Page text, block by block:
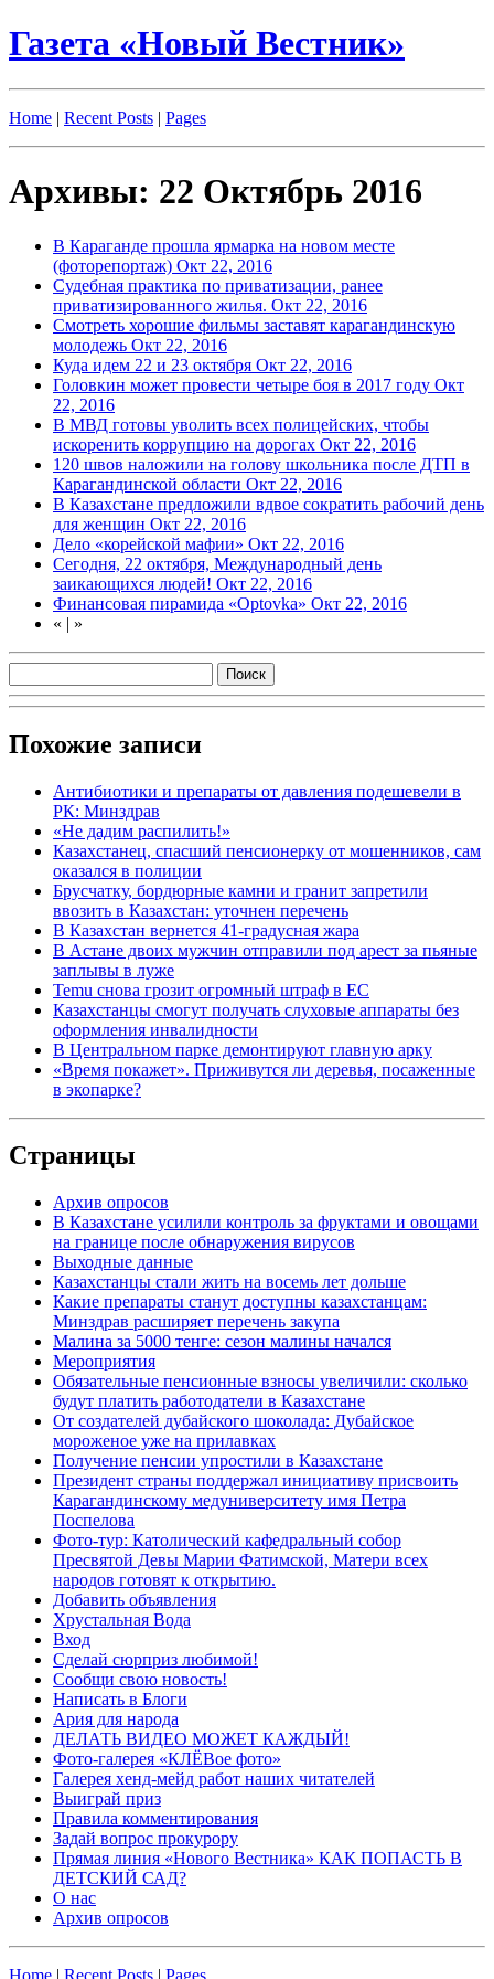
Газета «Новый Вестник»
Home | Recent Posts | Pages
Архивы: 22 Октябрь 2016
В Караганде прошла ярмарка на новом месте
(фоторепортаж) Окт 22, 2016
Судебная практика по приватизации, ранее
приватизированного жилья. Окт 22, 2016
Смотреть хорошие фильмы заставят карагандинскую
молодежь Окт 22, 2016
Куда идем 22 и 23 октября Окт 22, 2016
Головкин может провести четыре боя в 2017 году Окт
22, 2016
В МВД готовы уволить всех полицейских, чтобы
искоренить коррупцию на дорогах Окт 22, 2016
120 швов наложили на голову школьника после ДТП в
Карагандинской области Окт 22, 2016
В Казахстане предложили вдвое сократить рабочий день
для женщин Окт 22, 2016
Дело «корейской мафии» Окт 22, 2016
Сегодня, 22 октября, Международный день
заикающихся людей! Окт 22, 2016
Финансовая пирамида «Optovka» Окт 22, 2016
« | »
Похожие записи
Антибиотики и препараты от давления подешевели в
РК: Минздрав
«Не дадим распилить!»
Казахстанец, спасший пенсионерку от мошенников, сам
оказался в полиции
Брусчатку, бордюрные камни и гранит запретили
ввозить в Казахстан: уточнен перечень
В Казахстан вернется 41-градусная жара
В Астане двоих мужчин отправили под арест за пьяные
заплывы в луже
Temu снова грозит огромный штраф в ЕС
Казахстанцы смогут получать слуховые аппараты без
оформления инвалидности
В Центральном парке демонтируют главную арку
«Время покажет». Приживутся ли деревья, посаженные
в экопарке?
Страницы
Архив опросов
В Казахстане усилили контроль за фруктами и овощами
на границе после обнаружения вирусов
Выходные данные
Казахстанцы стали жить на восемь лет дольше
Какие препараты станут доступны казахстанцам:
Минздрав расширяет перечень закупа
Малина за 5000 тенге: сезон малины начался
Мероприятия
Обязательные пенсионные взносы увеличили: сколько
будут платить работодатели в Казахстане
От создателей дубайского шоколада: Дубайское
мороженое уже на прилавках
Получение пенсии упростили в Казахстане
Президент страны поддержал инициативу присвоить
Карагандинскому медуниверситету имя Петра
Поспелова
Фото-тур: Католический кафедральный собор
Пресвятой Девы Марии Фатимской, Матери всех
народов готовят к открытию.
Добавить объявления
Хрустальная Вода
Вход
Сделай сюрприз любимой!
Сообщи свою новость!
Написать в Блоги
Ария для народа
ДЕЛАТЬ ВИДЕО МОЖЕТ КАЖДЫЙ!
Фото-галерея «КЛЁВое фото»
Галерея хенд-мейд работ наших читателей
Выиграй приз
Правила комментирования
Задай вопрос прокурору
Прямая линия «Нового Вестника» КАК ПОПАСТЬ В
ДЕТСКИЙ САД?
О нас
Архив опросов